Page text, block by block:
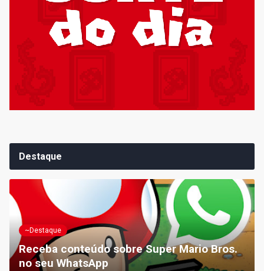
Destaque
~Destaque
Receba conteúdo sobre Super Mario Bros.
no seu WhatsApp